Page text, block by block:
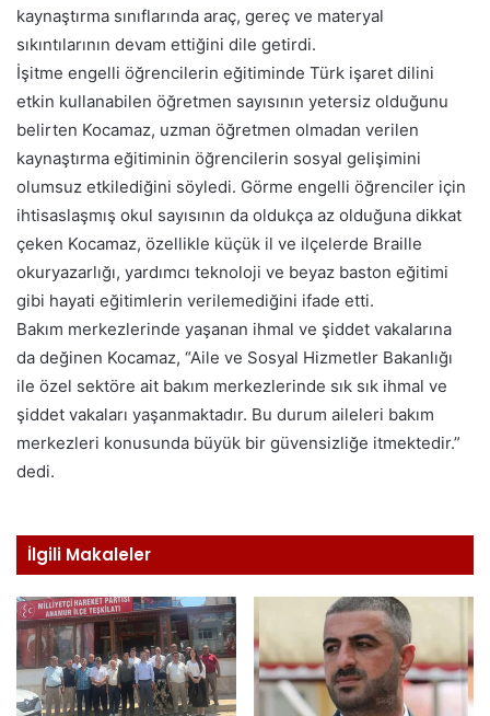
kaynaştırma sınıflarında araç, gereç ve materyal
sıkıntılarının devam ettiğini dile getirdi.
İşitme engelli öğrencilerin eğitiminde Türk işaret dilini
etkin kullanabilen öğretmen sayısının yetersiz olduğunu
belirten Kocamaz, uzman öğretmen olmadan verilen
kaynaştırma eğitiminin öğrencilerin sosyal gelişimini
olumsuz etkilediğini söyledi. Görme engelli öğrenciler için
ihtisaslaşmış okul sayısının da oldukça az olduğuna dikkat
çeken Kocamaz, özellikle küçük il ve ilçelerde Braille
okuryazarlığı, yardımcı teknoloji ve beyaz baston eğitimi
gibi hayati eğitimlerin verilemediğini ifade etti.
Bakım merkezlerinde yaşanan ihmal ve şiddet vakalarına
da değinen Kocamaz, “Aile ve Sosyal Hizmetler Bakanlığı
ile özel sektöre ait bakım merkezlerinde sık sık ihmal ve
şiddet vakaları yaşanmaktadır. Bu durum aileleri bakım
merkezleri konusunda büyük bir güvensizliğe itmektedir.”
dedi.
İlgili Makaleler